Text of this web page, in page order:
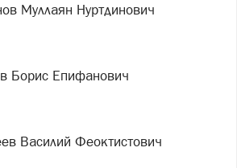
Муллаян Нуртдинович
Борис Епифанович
Василий Феоктистович